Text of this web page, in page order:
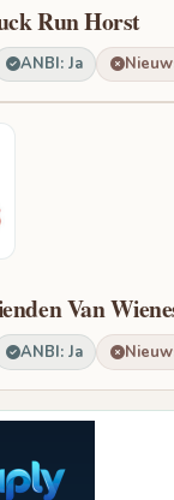
Run Horst
ANBI: Ja
Van
ANBI: Ja